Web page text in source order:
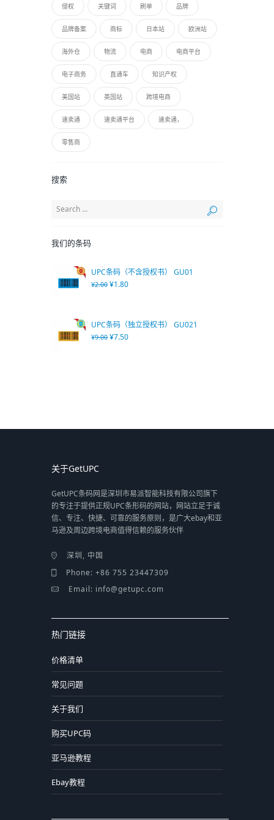
侵权 关键词 刷单 品牌
品牌备案 商标 日本站 欧洲站
海外仓 物流 电商 电商平台
电子商务 直通车 知识产权
美国站 英国站 跨境电商
速卖通 速卖通平台 速卖通，
零售商
搜索
我们的条码
UPC条码（不含授权书） GU01
¥2.00 ¥1.80
UPC条码（独立授权书） GU021
¥9.00 ¥7.50
关于GetUPC
GetUPC条码网是深圳市易派智能科技有限公司旗下
的专注于提供正规UPC条形码的网站，网站立足于诚
信、专注、快捷、可靠的服务原则，是广大ebay和亚
马逊及周边跨境电商值得信赖的服务伙伴
深圳, 中国
Phone: +86 755 23447309
Email: info@getupc.com
热门链接
价格清单
常见问题
关于我们
购买UPC码
亚马逊教程
Ebay教程